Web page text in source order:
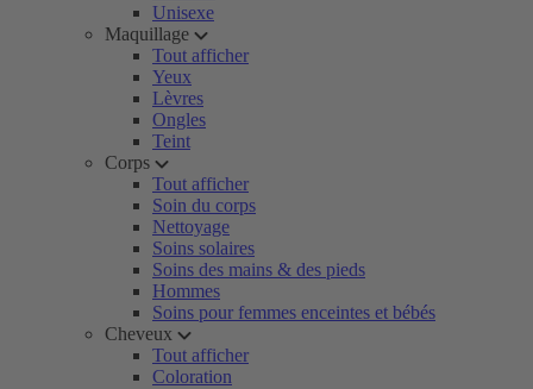
Unisexe
Maquillage
Tout afficher
Yeux
Lèvres
Ongles
Teint
Corps
Tout afficher
Soin du corps
Nettoyage
Soins solaires
Soins des mains & des pieds
Hommes
Soins pour femmes enceintes et bébés
Cheveux
Tout afficher
Coloration